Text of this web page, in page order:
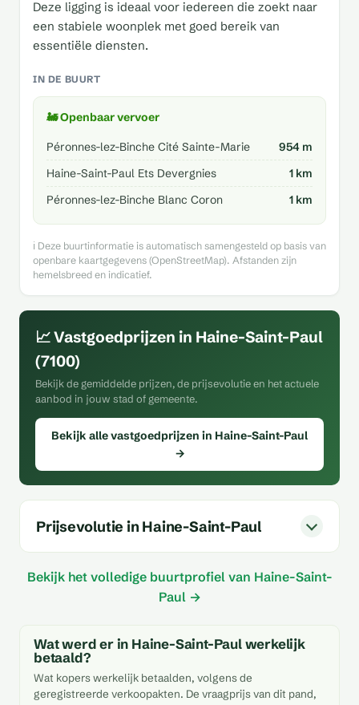
Deze ligging is ideaal voor iedereen die zoekt naar
een stabiele woonplek met goed bereik van
essentiële diensten.
IN DE BUURT
🚂 Openbaar vervoer
Péronnes-lez-Binche Cité Sainte-Marie
954 m
Haine-Saint-Paul Ets Devergnies
1 km
Péronnes-lez-Binche Blanc Coron
1 km
ℹ️ Deze buurtinformatie is automatisch samengesteld op basis van
openbare kaartgegevens (OpenStreetMap). Afstanden zijn
hemelsbreed en indicatief.
📈 Vastgoedprijzen in Haine-Saint-Paul
(7100)
Bekijk de gemiddelde prijzen, de prijsevolutie en het actuele
aanbod in jouw stad of gemeente.
Bekijk alle vastgoedprijzen in Haine-Saint-Paul
→
Prijsevolutie in Haine-Saint-Paul
Bekijk het volledige buurtprofiel van Haine-Saint-
Paul →
Wat werd er in Haine-Saint-Paul werkelijk
betaald?
Wat kopers werkelijk betaalden, volgens de
geregistreerde verkoopakten. De vraagprijs van dit pand,